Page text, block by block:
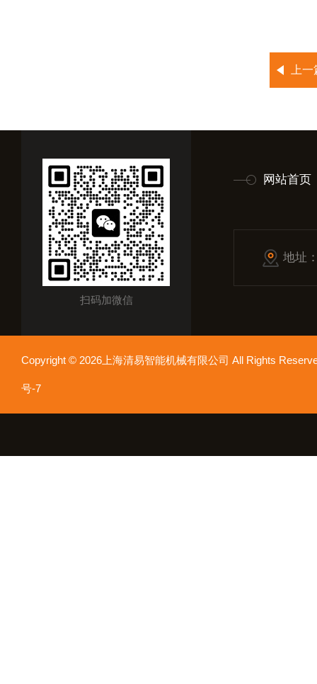
上
扫码加微信
网站首页
地址
Copyright © 2026上海清易智能机械有限公司 All Rights
号-7